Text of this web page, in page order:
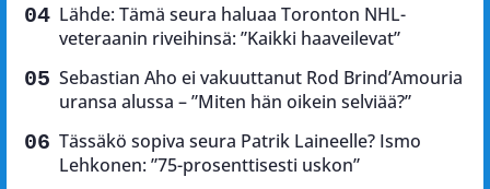
Lähde: Tämä seura haluaa Toronton NHL-
veteraanin riveihinsä: ”Kaikki haaveilevat”
Sebastian Aho ei vakuuttanut Rod Brind’Amouria
uransa alussa – ”Miten hän oikein selviää?”
Tässäkö sopiva seura Patrik Laineelle? Ismo
Lehkonen: ”75-prosenttisesti uskon”